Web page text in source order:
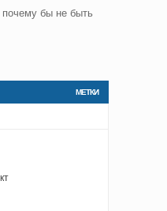
бы не быть
МЕТКИ